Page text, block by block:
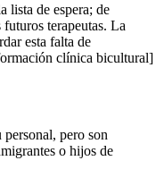
lista de espera; de
terapeutas. La
esta falta de
clínica bicultural]
pero son
o hijos de